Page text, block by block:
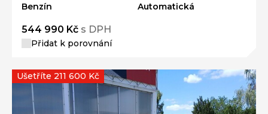
Benzín
Automatická
544 990 Kč s DPH
Přidat k porovnání
Ušetříte 211 600 Kč